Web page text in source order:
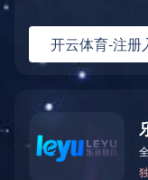
爱游戏网页版